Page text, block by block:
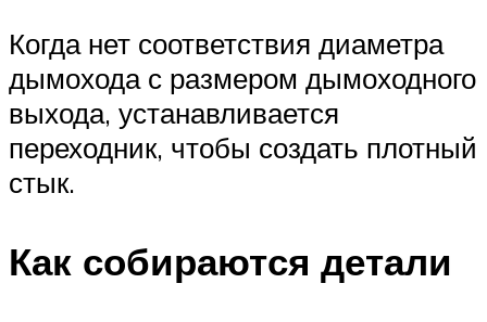
Когда нет соответствия диаметра
дымохода с размером дымоходного
выхода, устанавливается
переходник, чтобы создать плотный
стык.
Как собираются детали